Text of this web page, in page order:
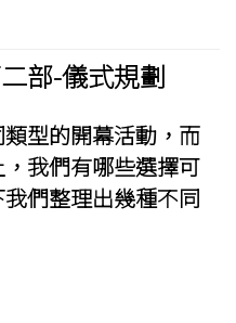
部-儀式規劃
型的開幕活動，而
我們有哪些選擇可
們整理出幾種不同